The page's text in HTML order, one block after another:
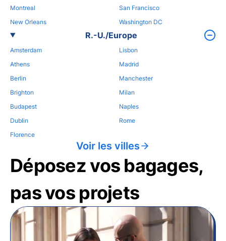
Montreal
New Orleans
San Francisco
Washington DC
R.-U./Europe
Amsterdam
Athens
Berlin
Brighton
Budapest
Dublin
Florence
Lisbon
Madrid
Manchester
Milan
Naples
Rome
Voir les villes
Déposez vos bagages,
pas vos projets